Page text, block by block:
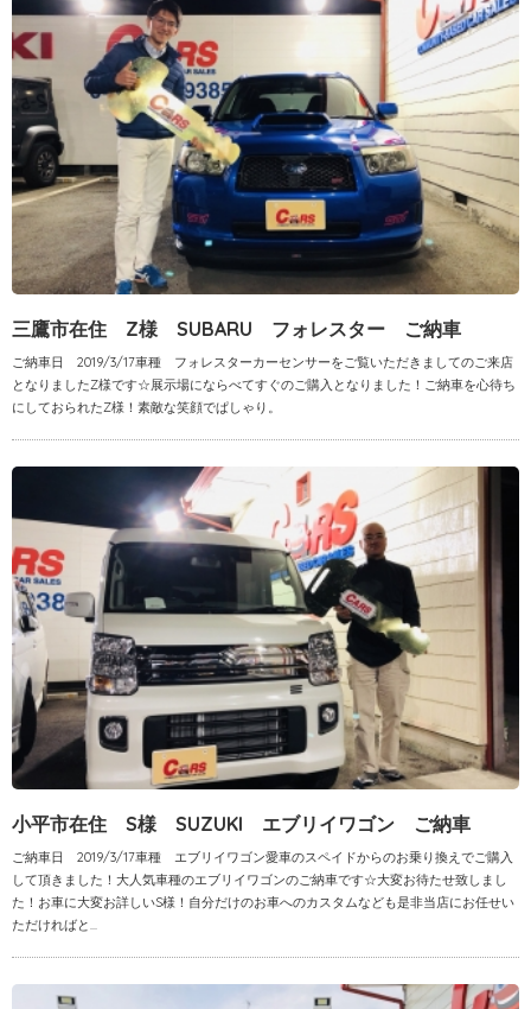
三鷹市在住 Z様 SUBARU フォレスター ご納車
ご納車日 2019/3/17車種 フォレスターカーセンサーをご覧いただきましてのご来店
となりましたZ様です☆展示場にならべてすぐのご購入となりました！ご納車を心待ち
にしておられたZ様！素敵な笑顔でぱしゃり。
小平市在住 S様 SUZUKI エブリイワゴン ご納車
ご納車日 2019/3/17車種 エブリイワゴン愛車のスペイドからのお乗り換えでご購入
して頂きました！大人気車種のエブリイワゴンのご納車です☆大変お待たせ致しまし
た！お車に大変お詳しいS様！自分だけのお車へのカスタムなども是非当店にお任せい
ただければと...